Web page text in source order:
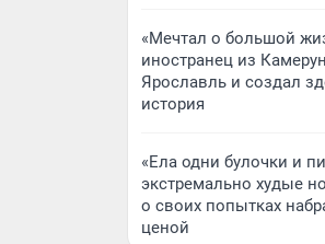
«Мечтал о большой
иностранец из
Ярославль и создал
история
«Ела одни булочки и
экстремально худые
о своих попытках
ценой